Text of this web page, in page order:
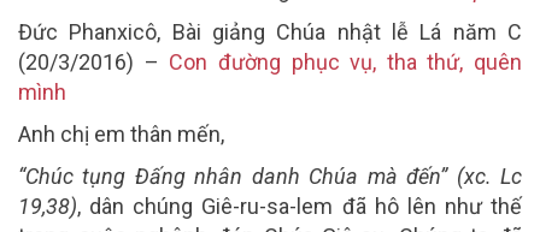
Đức Phanxicô, Bài giảng Chúa nhật lễ Lá năm C
(20/3/2016) – Con đường phục vụ, tha thứ, quên
mình
Anh chị em thân mến,
“Chúc tụng Đấng nhân danh Chúa mà đến” (xc. Lc
19,38), dân chúng Giê-ru-sa-lem đã hô lên như thế